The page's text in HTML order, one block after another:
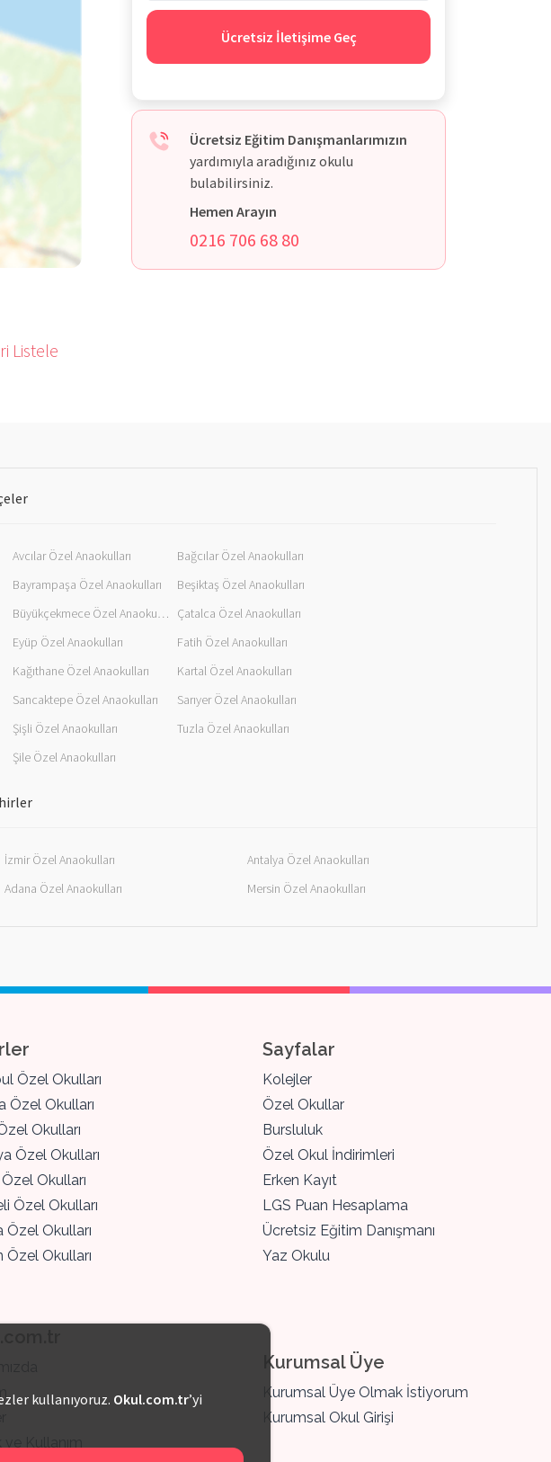
sevgiyle,
Ücretsiz İletişime Geç
Ücretsiz Eğitim Danışmanlarımızın
yardımıyla aradığınız okulu
bulabilirsiniz.
Hemen Arayın
0216 706 68 80
Listele
Avcılar Özel Anaokulları
Bağcılar Özel Anaokulları
Bayrampaşa Özel Anaokulları
Beşiktaş Özel Anaokulları
Büyükçekmece Özel Anaokulları
Çatalca Özel Anaokulları
Eyüp Özel Anaokulları
Fatih Özel Anaokulları
Kağıthane Özel Anaokulları
Kartal Özel Anaokulları
Sancaktepe Özel Anaokulları
Sarıyer Özel Anaokulları
Şişli Özel Anaokulları
Tuzla Özel Anaokulları
Şile Özel Anaokulları
İzmir Özel Anaokulları
Antalya Özel Anaokulları
Adana Özel Anaokulları Mersin Özel Anaokulları
Özel Okulları
Özel Okulları
Okulları
Özel Okulları
Okulları
Özel Okulları
Özel Okulları
Özel Okulları
Sayfalar
Kolejler
Özel Okullar
Bursluluk
Özel Okul İndirimleri
Erken Kayıt
LGS Puan Hesaplama
Ücretsiz Eğitim Danışmanı
Yaz Okulu
Kurumsal Üye
Kurumsal Üye Olmak İstiyorum
Kurumsal Okul Girişi
kullanıyoruz. Okul.com.tr’yi